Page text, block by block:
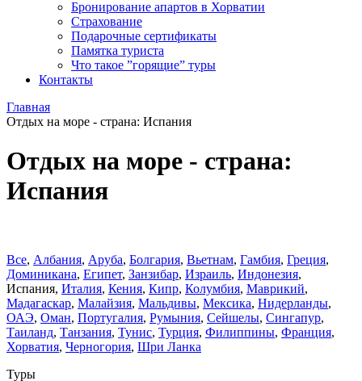
Бронирование апартов в Хорватии
Страхование
Подарочные сертификаты
Памятка туриста
Что такое ”горящие” туры
Контакты
Главная
Отдых на море - страна: Испания
Отдых на море - страна:
Испания
Все, Албания, Аруба, Болгария, Вьетнам, Гамбия, Греция,
Доминиканa, Египет, Занзибар, Израиль, Индонезия,
Испания, Италия, Кения, Кипр, Колумбия, Маврикий,
Мадагаскар, Малайзия, Мальдивы, Мексика, Нидерланды,
ОАЭ, Оман, Португалия, Румыния, Сейшелы, Сингапур,
Таиланд, Танзания, Тунис, Турция, Филиппины, Франция,
Хорватия, Черногория, Шри Ланка
Туры